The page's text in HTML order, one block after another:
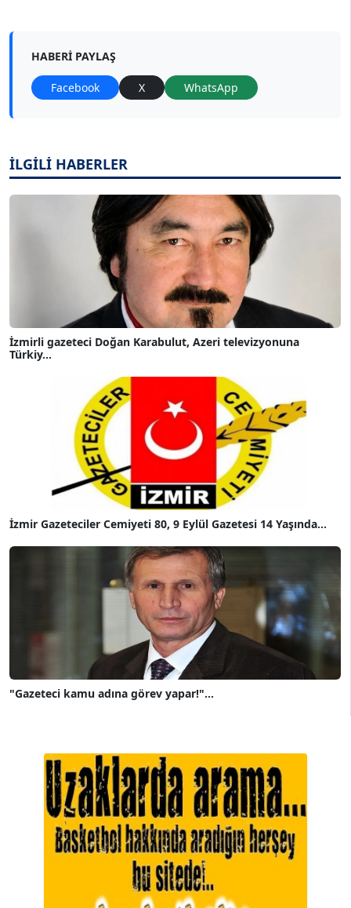
HABERI PAYLAŞ
Facebook X WhatsApp
İLGİLİ HABERLER
İzmirli gazeteci Doğan Karabulut, Azeri televizyonuna
Türkiy...
İzmir Gazeteciler Cemiyeti 80, 9 Eylül Gazetesi 14 Yaşında...
"Gazeteci kamu adına görev yapar!"...
A. BAHRİ VRESKALA